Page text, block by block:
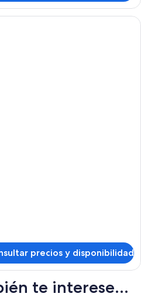
precios y disponibilidad
te interese...